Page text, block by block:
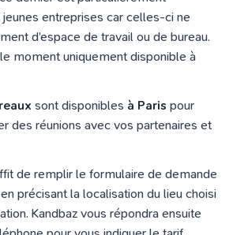
entreprises car celles-ci ne
d’espace de travail ou de bureau.
moment uniquement disponible à
sont disponibles à Paris pour
des réunions avec vos partenaires et
de remplir le formulaire de demande
précisant la localisation du lieu choisi
Kandbaz vous répondra ensuite